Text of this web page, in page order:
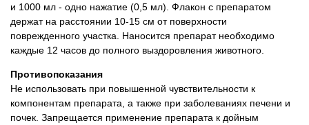
и 1000 мл - одно нажатие (0,5 мл). Флакон с препаратом
держат на расстоянии 10-15 см от поверхности
поврежденного участка. Наносится препарат необходимо
каждые 12 часов до полного выздоровления животного.
Противопоказания
Не использовать при повышенной чувствительности к
компонентам препарата, а также при заболеваниях печени и
почек. Запрещается применение препарата к дойным